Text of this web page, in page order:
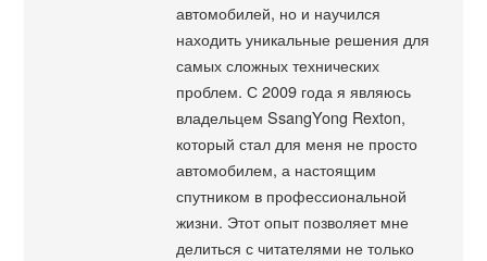
автомобилей, но и научился
находить уникальные решения для
самых сложных технических
проблем. С 2009 года я являюсь
владельцем SsangYong Rexton,
который стал для меня не просто
автомобилем, а настоящим
спутником в профессиональной
жизни. Этот опыт позволяет мне
делиться с читателями не только